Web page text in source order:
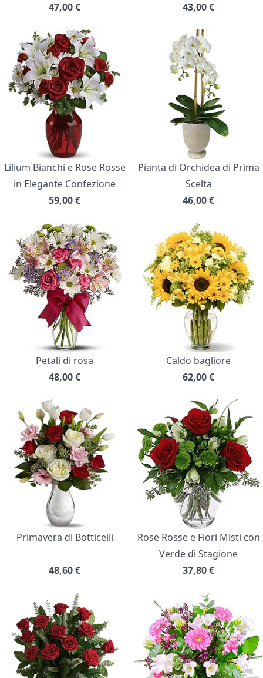
47,00€
43,00€
Lilium Bianchi e Rose Rosse
in Elegante Confezione
59,00€
Pianta di Orchidea di Prima
Scelta
46,00€
Petali di rosa
48,00€
Caldo bagliore
62,00€
Primavera di Botticelli
48,60€
Rose Rosse e Fiori Misti con
Verde di Stagione
37,80€